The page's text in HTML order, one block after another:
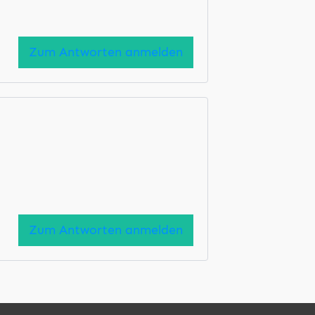
Zum Antworten anmelden
Zum Antworten anmelden